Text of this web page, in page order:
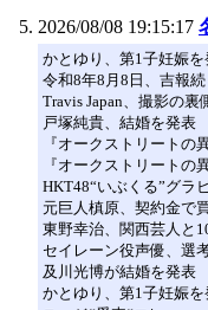
2026/08/08 19:15:17
かとゆり、第1子妊娠を
令和8年8月8日、吉報続
Travis Japan、撮影の裏
戸塚純貴、結婚を発表
『オークストリートの
『オークストリートの
HKT48“いぶくる”グラ
元巨人槙原、契約金で
東野幸治、関西芸人と
セイレーン役声優、選
及川光博が結婚を発表
かとゆり、第1子妊娠を